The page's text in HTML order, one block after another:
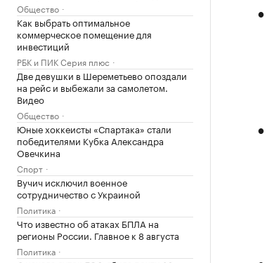
Общество
Как выбрать оптимальное
коммерческое помещение для
инвестиций
РБК и ПИК Серия плюс
Две девушки в Шереметьево опоздали
на рейс и выбежали за самолетом.
Видео
Общество
Юные хоккеисты «Спартака» стали
победителями Кубка Александра
Овечкина
Спорт
Вучич исключил военное
сотрудничество с Украиной
Политика
Что известно об атаках БПЛА на
регионы России. Главное к 8 августа
Политика